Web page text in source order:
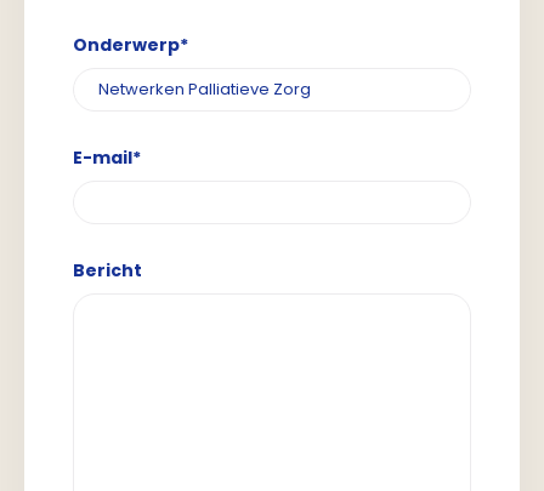
Onderwerp*
E-mail*
Bericht